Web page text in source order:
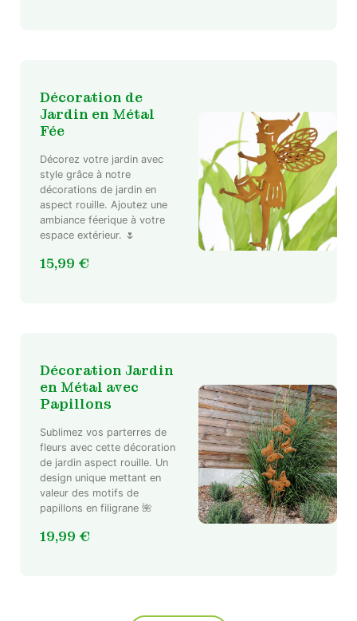
Décoration de
Jardin en Métal
Fée
Décorez votre jardin avec
style grâce à notre
décorations de jardin en
aspect rouille. Ajoutez une
ambiance féerique à votre
espace extérieur. 🌷
15,99 €
Décoration Jardin
en Métal avec
Papillons
Sublimez vos parterres de
fleurs avec cette décoration
de jardin aspect rouille. Un
design unique mettant en
valeur des motifs de
papillons en filigrane 🌺
19,99 €